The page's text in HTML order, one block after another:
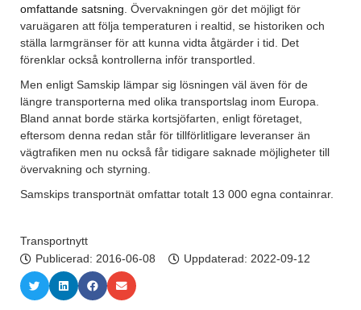
omfattande satsning . Övervakningen gör det möjligt för
varuägaren att följa temperaturen i realtid, se historiken och
ställa larmgränser för att kunna vidta åtgärder i tid. Det
förenklar också kontrollerna inför transportled.
Men enligt Samskip lämpar sig lösningen väl även för de
längre transporterna med olika transportslag inom Europa.
Bland annat borde stärka kortsjöfarten, enligt företaget,
eftersom denna redan står för tillförlitligare leveranser än
vägtrafiken men nu också får tidigare saknade möjligheter till
övervakning och styrning.
Samskips transportnät omfattar totalt 13 000 egna containrar.
Transportnytt
Publicerad: 2016-06-08 Uppdaterad: 2022-09-12